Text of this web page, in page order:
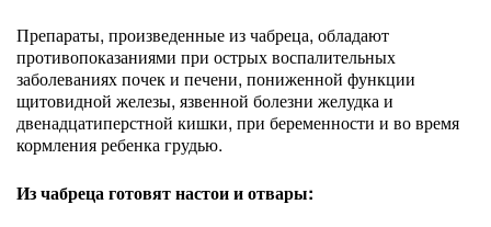
Препараты, произведенные из чабреца, обладают
противопоказаниями при острых воспалительных
заболеваниях почек и печени, пониженной функции
щитовидной железы, язвенной болезни желудка и
двенадцатиперстной кишки, при беременности и во время
кормления ребенка грудью.
Из чабреца готовят настои и отвары: